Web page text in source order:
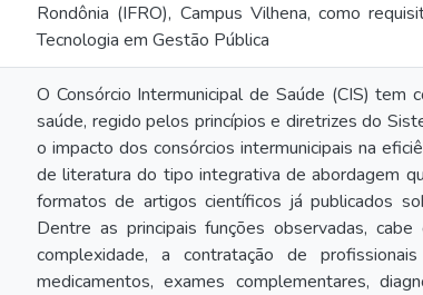
Rondônia (IFRO), Campus Vilhena, como
Tecnologia em Gestão Pública
O Consórcio Intermunicipal de Saúde (CIS)
saúde, regido pelos princípios e diretrizes do
o impacto dos consórcios intermunicipais na
de literatura do tipo integrativa de abordagem
formatos de artigos científicos já publicados
Dentre as principais funções observadas,
complexidade, a contratação de
medicamentos, exames complementares,